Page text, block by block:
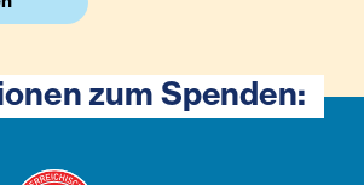
zum Spenden: